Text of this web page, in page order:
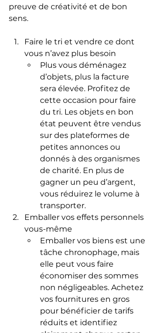
preuve de créativité et de bon
sens.
Faire le tri et vendre ce dont
vous n’avez plus besoin
Plus vous déménagez
d’objets, plus la facture
sera élevée. Profitez de
cette occasion pour faire
du tri. Les objets en bon
état peuvent être vendus
sur des plateformes de
petites annonces ou
donnés à des organismes
de charité. En plus de
gagner un peu d’argent,
vous réduirez le volume à
transporter.
Emballer vos effets personnels
vous-même
Emballer vos biens est une
tâche chronophage, mais
elle peut vous faire
économiser des sommes
non négligeables. Achetez
vos fournitures en gros
pour bénéficier de tarifs
réduits et identifiez